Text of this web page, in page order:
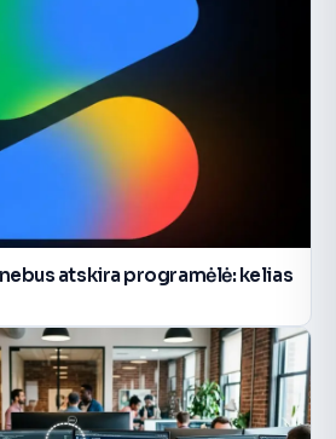
atskira programėlė: kelias